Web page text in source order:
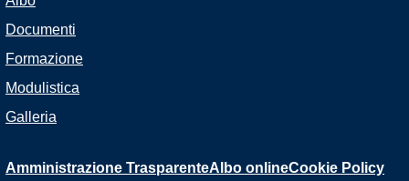
Documenti
Formazione
Modulistica
Galleria
Amministrazione TrasparenteAlbo onlineCookie Policy